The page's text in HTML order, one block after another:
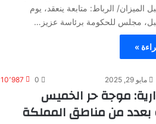
الميزان/ الرباط: متابعة ينعقد، يوم
مجلس للحكومة برئاسة عزيز…
»
مايو 29, 2025 0 10٬987
موجة حر الخميس
بعدد من مناطق المملكة